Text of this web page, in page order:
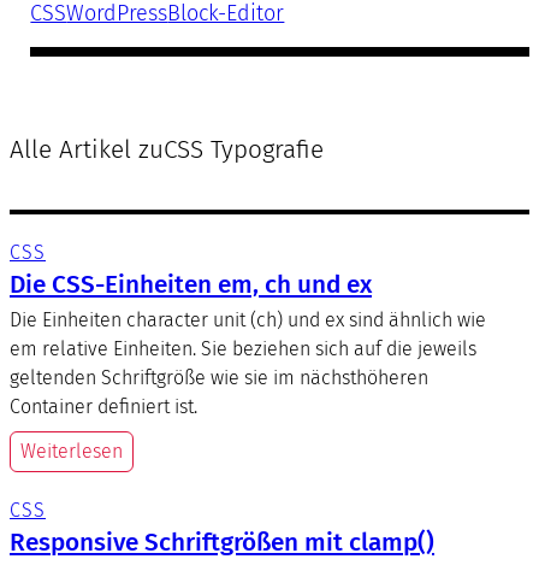
CSSWordPressBlock-Editor
Alle Artikel zuCSS Typografie
CSS
Die CSS-Einheiten em, ch und ex
Die Einheiten character unit (ch) und ex sind ähnlich wie
em relative Einheiten. Sie beziehen sich auf die jeweils
geltenden Schriftgröße wie sie im nächsthöheren
Container definiert ist.
Weiterlesen
CSS
Responsive Schriftgrößen mit clamp()